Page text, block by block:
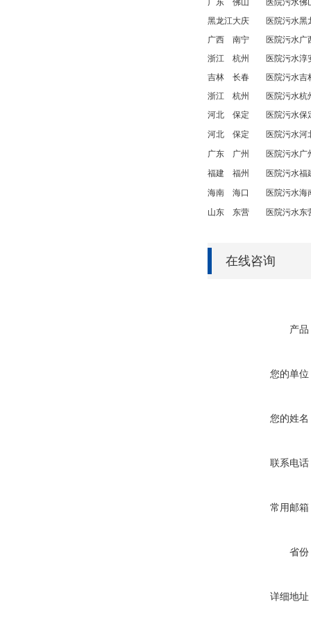
广东 佛山 医院污水佛
黑龙江大庆 医院污水黑
广西
南宁 医院污水广
浙江
杭州 医院污水淳
吉林
长春 医院污水吉
浙江
杭州 医院污水杭
河北
保定 医院污水保
河北
保定 医院污水河
广东
广州 医院污水广
福建
福州 医院污水福
海南
海口 医院污水海
山东
东营 医院污水东
在线咨询
产品
您的单位
您的姓名
联系电话
常用邮箱
省份
详细地址